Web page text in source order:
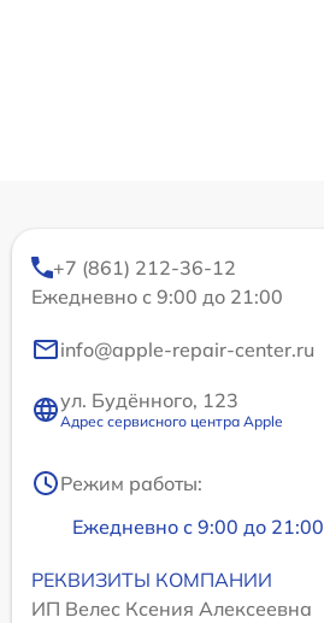
+7 (861) 212-36-12
Ежедневно с 9:00 до 21:00
info@apple-repair-center.ru
ул. Будённого, 123
Адрес сервисного центра Apple
Режим работы:
Ежедневно с 9:00 до 21:00
РЕКВИЗИТЫ КОМПАНИИ
ИП Велес Ксения Алексеевна